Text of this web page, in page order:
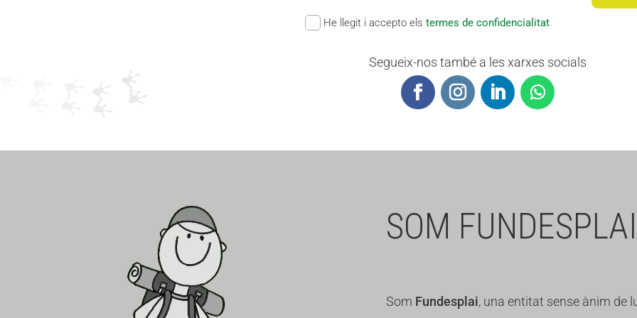
He llegit i accepto els termes de confidencialitat
Segueix-nos també a les xarxes socials
SOM FUNDESPLAI
Som Fundesplai, una entitat sense ànim de